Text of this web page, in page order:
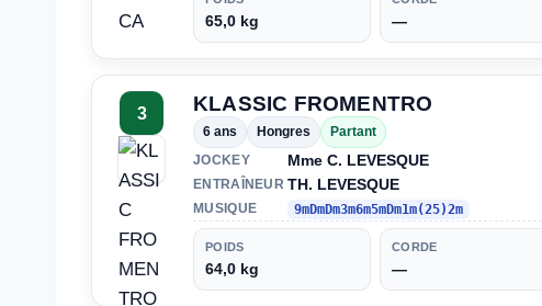
65,0 kg —
3 KLASSIC FROMENTRO
6 ans Hongres
Partant
JOCKEY
Mme C. LEVESQUE
ENTRAÎNEUR TH. LEVESQUE
MUSIQUE 9mDmDm3m6m5mDm1m(25)2m
POIDS
64,0 kg
CORDE
—